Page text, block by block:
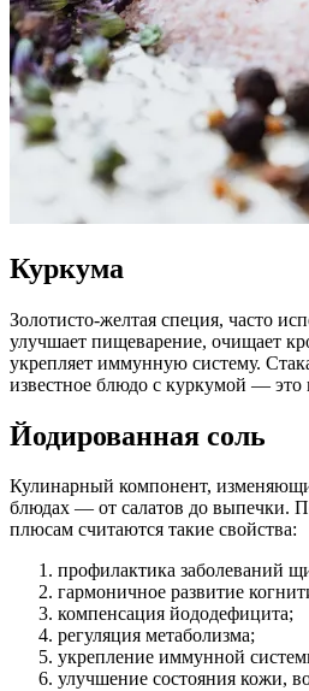
Куркума
Золотисто-желтая специя, часто
улучшает пищеварение, очищает
укрепляет иммунную систему.
известное блюдо с куркумой — это
Йодированная соль
Кулинарный компонент,
блюдах — от салатов до выпечки.
плюсам считаются такие свойства:
профилактика заболеваний
гармоничное развитие
компенсация йододефицита;
регуляция метаболизма;
укрепление иммунной
улучшение состояния кожи,